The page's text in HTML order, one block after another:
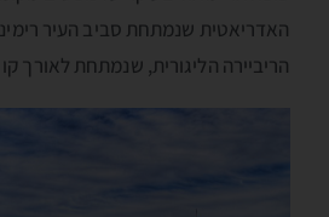
האדריאטית שנמתחת סביב העיר
הריביירה הליגורית, שנמתחת לאורך